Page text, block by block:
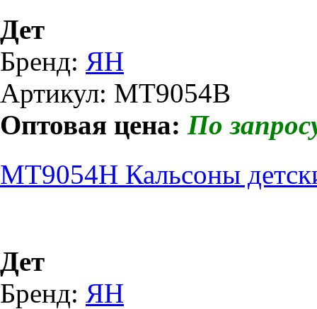
Дет
Бренд: ЯН
Артикул: МТ9054В
Оптовая цена: По
МТ9054Н Кальсоны
Дет
Бренд: ЯН